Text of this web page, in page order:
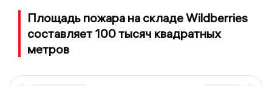
Площадь пожара на складе Wildberries
составляет 100 тысяч квадратных
метров